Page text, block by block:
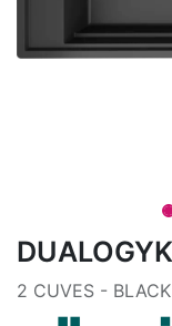
2 CUVES - BLACK